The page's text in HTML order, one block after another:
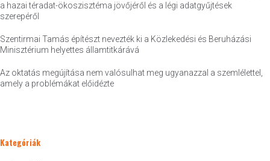
a hazai téradat-ökoszisztéma jövőjéről és a légi adatgyűjtések
szerepéről
Szentirmai Tamás építészt nevezték ki a Közlekedési és Beruházási
Minisztérium helyettes államtitkárává
Az oktatás megújítása nem valósulhat meg ugyanazzal a szemlélettel,
amely a problémákat előidézte
Kategóriák